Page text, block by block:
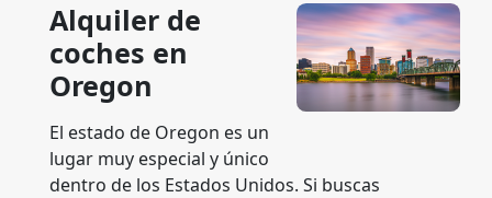
Alquiler de
coches en
Oregon
El estado de Oregon es un
lugar muy especial y único
dentro de los Estados Unidos. Si buscas